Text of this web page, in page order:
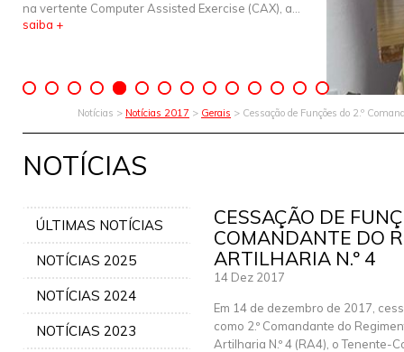
na vertente Computer Assisted Exercise (CAX), a...
saiba +
Notícias > Notícias 2017 > Gerais > Cessação de Funções do 2.º
NOTÍCIAS
ÚLTIMAS NOTÍCIAS
NOTÍCIAS 2025
NOTÍCIAS 2024
NOTÍCIAS 2023
CESSAÇÃO DE
COMANDANTE DO
ARTILHARIA N.º 4
14 Dez 2017
Em 14 de dezembro de 2017,
como 2.º Comandante do
Artilharia N.º 4 (RA4), o Tenente-